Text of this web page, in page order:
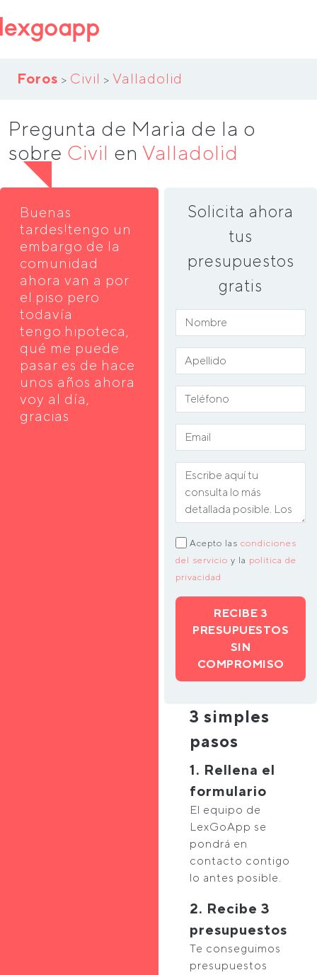
Foros > Civil > Valladolid
Pregunta de Maria de la o
sobre Civil en Valladolid
Buenas
tardes!tengo un
embargo de la
comunidad
ahora van a por
el.piso pero
todavía
tengo.hipoteca,
qué me puede
pasar es de hace
unos años ahora
voy al día,
gracias
Solicita ahora
tus
presupuestos
gratis
Acepto las condiciones
del servicio y la política de
privacidad
RECIBE 3
PRESUPUESTOS
SIN
COMPROMISO
3 simples
pasos
1. Rellena el
formulario
El equipo de
LexGoApp se
pondrá en
contacto contigo
lo antes posible.
2. Recibe 3
presupuestos
Te conseguimos
presupuestos